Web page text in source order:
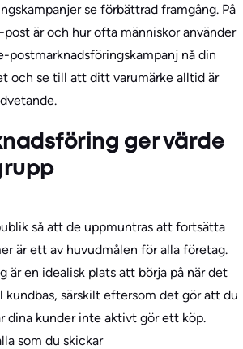
se förbättrad framgång. På
är och hur ofta människor använder
postmarknadsföringskampanj nå din
och se till att ditt varumärke alltid är
ger värde
så att de uppmuntras att fortsätta
är ett av huvudmålen för alla företag.
är en idealisk plats att börja på när det
kundbas, särskilt eftersom det gör att du
dina kunder inte aktivt gör ett köp.
som du skickar